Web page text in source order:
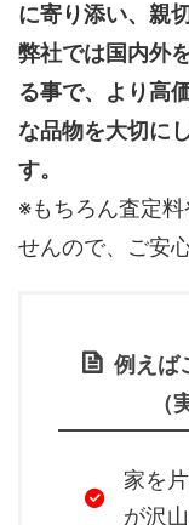
に寄り添い、親
弊社では国内外
る事で、より高
な品物を大切に
す。
※もちろん査定
せんので、ご安
例えば
（
家を
が沢山